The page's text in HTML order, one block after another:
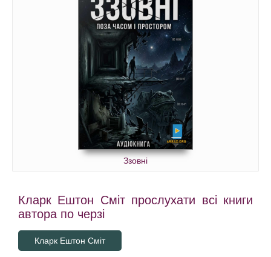
Ззовні
Кларк Ештон Сміт прослухати всі книги
автора по черзі
Кларк Ештон Сміт